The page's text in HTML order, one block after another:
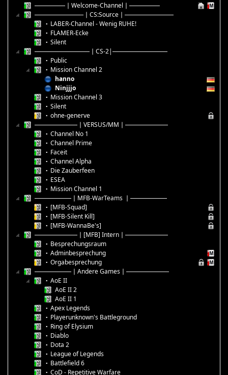
─────│Welcome-Channel│─────
────────│CS:Source│────────
▪ LABER-Channel - Wenig RUHE!
▪ FLAMER-Ecke
▪ Silent
─────────│CS-2|─────────
▪ Public
▪ Mission Channel 2
hanno
Ninjjjo
▪ Mission Channel 3
▪ Silent
▪ ohne-generve
───────│VERSUS/MM│───────
▪ Channel No 1
▪ Channel Prime
▪ Faceit
▪ Channel Alpha
▪ Die Zauberfeen
▪ ESEA
▪ Mission Channel 1
──────│MFB-WarTeams │──────
▪ [MFB-Squad]
▪ [MFB-Silent Kill]
▪ [MFB-WannaBe's]
───────│[MFB] Intern│───────
▪ Besprechungsraum
▪ Adminbesprechung
▪ Orgabesprechung
──────│Andere Games│───────
▪ AoE II
AoE II 2
AoE II 1
▪ Apex Legends
▪ Playerunknown's Battleground
▪ Ring of Elysium
▪ Diablo
▪ Dota 2
▪ League of Legends
▪ Battlefield 6
▪ CoD - Repetitive Warfare